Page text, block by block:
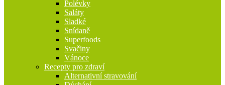
Polévky
Saláty
Sladké
Snídaně
Superfoods
Svačiny
Vánoce
Recepty pro zdraví
Alternativní stravování